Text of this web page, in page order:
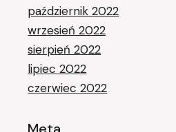
październik 2022
wrzesień 2022
sierpień 2022
lipiec 2022
czerwiec 2022